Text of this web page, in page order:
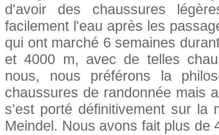
d'avoir des chaussures
facilement l'eau après les
qui ont marché 6 semaines
et 4000 m, avec de telles
nous, nous préférons la
chaussures de randonnée mais
s'est porté définitivement sur la
Meindel. Nous avons fait plus de